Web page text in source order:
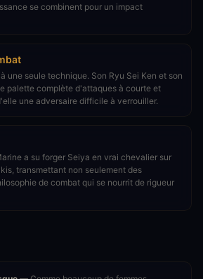
se combinent pour un impact
une seule technique. Son Ryu Sei Ken et son
palette complète d'attaques à courte et
une adversaire difficile à verrouiller.
a su forger Seiya en vrai chevalier sur
transmettant non seulement des
de combat qui se nourrit de rigueur